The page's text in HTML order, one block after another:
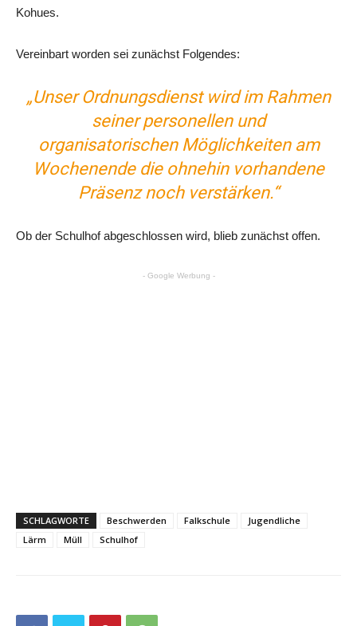
Kohues.
Vereinbart worden sei zunächst Folgendes:
„Unser Ordnungsdienst wird im Rahmen
seiner personellen und
organisatorischen Möglichkeiten am
Wochenende die ohnehin vorhandene
Präsenz noch verstärken.“
Ob der Schulhof abgeschlossen wird, blieb zunächst offen.
- Google Werbung -
SCHLAGWORTE Beschwerden Falkschule
Jugendliche
Lärm
Müll Schulhof